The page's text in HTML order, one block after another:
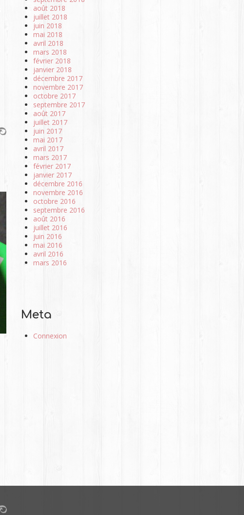
août 2018
juillet 2018
juin 2018
mai 2018
avril 2018
mars 2018
février 2018
janvier 2018
décembre 2017
novembre 2017
octobre 2017
septembre 2017
août 2017
juillet 2017
juin 2017
mai 2017
avril 2017
mars 2017
février 2017
janvier 2017
décembre 2016
novembre 2016
octobre 2016
septembre 2016
août 2016
juillet 2016
juin 2016
mai 2016
avril 2016
mars 2016
Meta
Connexion